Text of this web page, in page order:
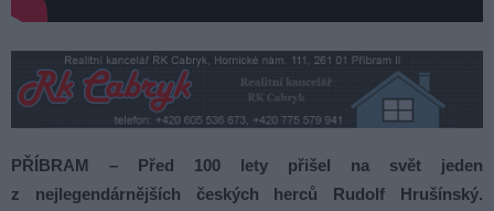
PŘÍBRAM – Před 100 lety přišel na svět jeden
z nejlegendárnějších českých herců Rudolf Hrušínský.